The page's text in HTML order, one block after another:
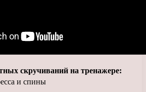
скручиваний на тренажере:
и спины